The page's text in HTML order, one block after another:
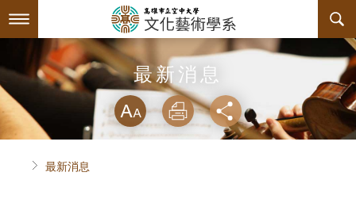
到
要
容
最新消息
系所簡介
關於本系
系主任介紹
師資陣容
課程規劃
最新消息
略過字型切
放大
列印 分享
首頁最新消息